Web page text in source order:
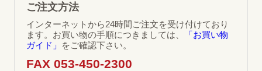
ご注文方法
インターネットから24時間ご注文を受け付けており
ます。お買い物の手順につきましては、
「お買い物
ガイド」
をご確認下さい。
FAX 053-450-2300